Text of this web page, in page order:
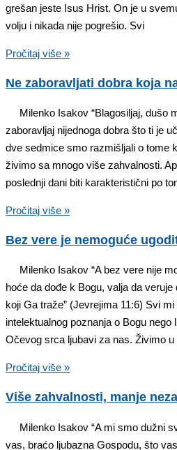
grešan jeste Isus Hrist. On je u
volju i nikada nije pogrešio. Svi
Pročitaj više »
Ne zaboravljati dobra koja
Milenko Isakov “Blagosiljaj, dušo
zaboravljaj nijednoga dobra što ti je
dve sedmice smo razmišljali o tome
živimo sa mnogo više zahvalnosti.
poslednji dani biti karakteristični po
Pročitaj više »
Bez vere je nemoguće
Milenko Isakov “A bez vere nije
hoće da dođe k Bogu, valja da
koji Ga traže” (Jevrejima 11:6) Svi
intelektualnog poznanja o Bogu
Očevog srca ljubavi za nas. Živimo u
Pročitaj više »
Više zahvalnosti, manje
Milenko Isakov “A mi smo dužni
vas, braćo ljubazna Gospodu, što